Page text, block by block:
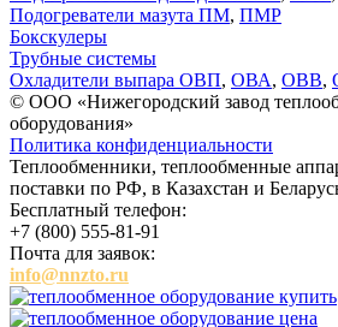
Подогреватели мазута ПМ, ПМР
Бокскулеры
Трубные системы
Охладители выпара ОВП, ОВА, ОВВ,
© ООО «Нижегородский завод
оборудования»
Политика конфиденциальности
Теплообменники, теплообменные
поставки по РФ, в Казахстан и
Бесплатный телефон:
+7 (800) 555-81-91
Почта для заявок:
info@nnzto.ru